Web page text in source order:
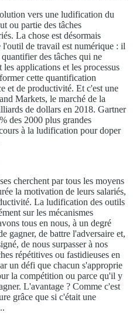
vers une ludification du
ou partie des tâches
La chose est désormais
de travail est numérique : il
des tâches qui ne
applications et les processus
cette quantification
et de productivité. Et c'est une
Markets, le marché de la
de dollars en 2018. Gartner
des 2000 plus grandes
à la ludification pour doper
cherchent par tous les moyens
la motivation de leurs salariés,
La ludification des outils
sur les mécanismes
tous en nous, à un degré
gagner, de battre l'adversaire et,
de nous surpasser à nos
répétitives ou fastidieuses en
un défi que chacun s'approprie
la compétition ou parce qu'il y
L'avantage ? Comme c'est
grâce que si c'était une